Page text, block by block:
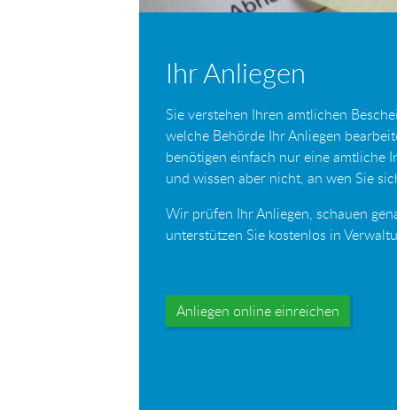
Ihr Anliegen
Sie verstehen Ihren amtlichen
welche Behörde Ihr Anliegen
benötigen einfach nur eine amtliche
und wissen aber nicht, an wen Sie
Wir prüfen Ihr Anliegen, schauen
unterstützen Sie kostenlos in
Anliegen online einreichen